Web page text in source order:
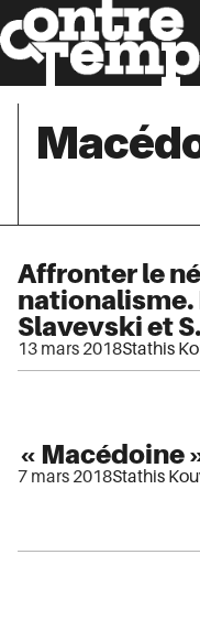
Affronter le
nationalisme.
Slavevski et
13 mars 2018Stathis
« Macédoine
7 mars 2018Stathis